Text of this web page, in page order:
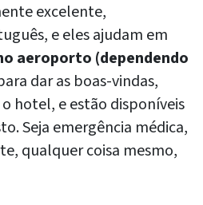
excelente,
e eles ajudam em
aeroporto (dependendo
dar as boas-vindas,
hotel, e estão disponíveis
Seja emergência médica,
qualquer coisa mesmo,